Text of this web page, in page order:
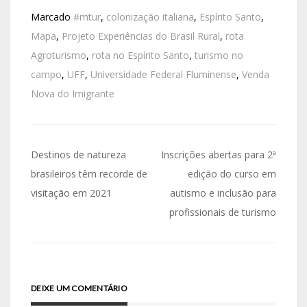
Marcado #mtur, colonização italiana, Espírito Santo,
Mapa, Projeto Experiências do Brasil Rural, rota
Agroturismo, rota no Espírito Santo, turismo no
campo, UFF, Universidade Federal Fluminense, Venda
Nova do Imigrante
Destinos de natureza
brasileiros têm recorde de
visitação em 2021
Inscrições abertas para 2ª
edição do curso em
autismo e inclusão para
profissionais de turismo
DEIXE UM COMENTÁRIO